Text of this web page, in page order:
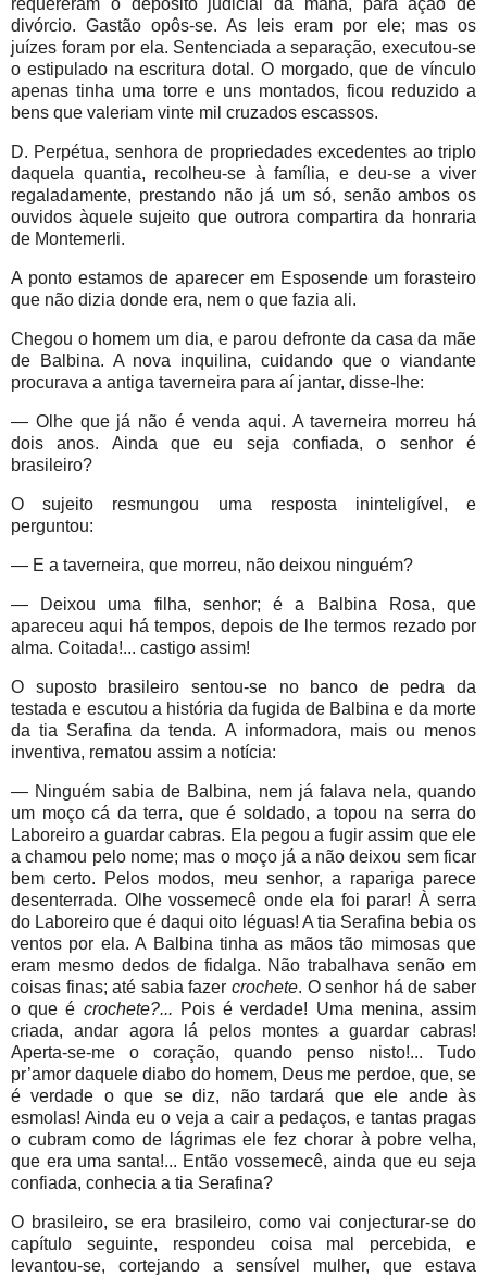
requereram o depósito judicial da mana, para ação de
divórcio. Gastão opôs-se. As leis eram por ele; mas os
juízes foram por ela. Sentenciada a separação, executou-se
o estipulado na escritura dotal. O morgado, que de vínculo
apenas tinha uma torre e uns montados, ficou reduzido a
bens que valeriam vinte mil cruzados escassos.
D. Perpétua, senhora de propriedades excedentes ao triplo
daquela quantia, recolheu-se à família, e deu-se a viver
regaladamente, prestando não já um só, senão ambos os
ouvidos àquele sujeito que outrora compartira da honraria
de Montemerli.
A ponto estamos de aparecer em Esposende um forasteiro
que não dizia donde era, nem o que fazia ali.
Chegou o homem um dia, e parou defronte da casa da mãe
de Balbina. A nova inquilina, cuidando que o viandante
procurava a antiga taverneira para aí jantar, disse-lhe:
— Olhe que já não é venda aqui. A taverneira morreu há
dois anos. Ainda que eu seja confiada, o senhor é
brasileiro?
O sujeito resmungou uma resposta ininteligível, e
perguntou:
— E a taverneira, que morreu, não deixou ninguém?
— Deixou uma filha, senhor; é a Balbina Rosa, que
apareceu aqui há tempos, depois de lhe termos rezado por
alma. Coitada!... castigo assim!
O suposto brasileiro sentou-se no banco de pedra da
testada e escutou a história da fugida de Balbina e da morte
da tia Serafina da tenda. A informadora, mais ou menos
inventiva, rematou assim a notícia:
— Ninguém sabia de Balbina, nem já falava nela, quando
um moço cá da terra, que é soldado, a topou na serra do
Laboreiro a guardar cabras. Ela pegou a fugir assim que ele
a chamou pelo nome; mas o moço já a não deixou sem ficar
bem certo. Pelos modos, meu senhor, a rapariga parece
desenterrada. Olhe vossemecê onde ela foi parar! À serra
do Laboreiro que é daqui oito léguas! A tia Serafina bebia os
ventos por ela. A Balbina tinha as mãos tão mimosas que
eram mesmo dedos de fidalga. Não trabalhava senão em
coisas finas; até sabia fazer crochete. O senhor há de saber
o que é crochete?... Pois é verdade! Uma menina, assim
criada, andar agora lá pelos montes a guardar cabras!
Aperta-se-me o coração, quando penso nisto!... Tudo
pr’amor daquele diabo do homem, Deus me perdoe, que, se
é verdade o que se diz, não tardará que ele ande às
esmolas! Ainda eu o veja a cair a pedaços, e tantas pragas
o cubram como de lágrimas ele fez chorar à pobre velha,
que era uma santa!... Então vossemecê, ainda que eu seja
confiada, conhecia a tia Serafina?
O brasileiro, se era brasileiro, como vai conjecturar-se do
capítulo seguinte, respondeu coisa mal percebida, e
levantou-se, cortejando a sensível mulher, que estava